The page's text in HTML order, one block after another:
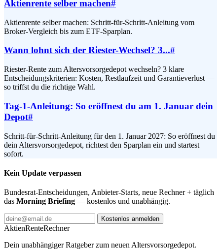
Aktienrente selber machen#
Aktienrente selber machen: Schritt-für-Schritt-Anleitung vom
Broker-Vergleich bis zum ETF-Sparplan.
Wann lohnt sich der Riester-Wechsel? 3...#
Riester-Rente zum Altersvorsorgedepot wechseln? 3 klare
Entscheidungskriterien: Kosten, Restlaufzeit und Garantieverlust —
so triffst du die richtige Wahl.
Tag-1-Anleitung: So eröffnest du am 1. Januar dein
Depot#
Schritt-für-Schritt-Anleitung für den 1. Januar 2027: So eröffnest du
dein Altersvorsorgedepot, richtest den Sparplan ein und startest
sofort.
Kein Update verpassen
Bundesrat-Entscheidungen, Anbieter-Starts, neue Rechner + täglich
das Morning Briefing — kostenlos und unabhängig.
Kostenlos anmelden
AktienRenteRechner
Dein unabhängiger Ratgeber zum neuen Altersvorsorgedepot.